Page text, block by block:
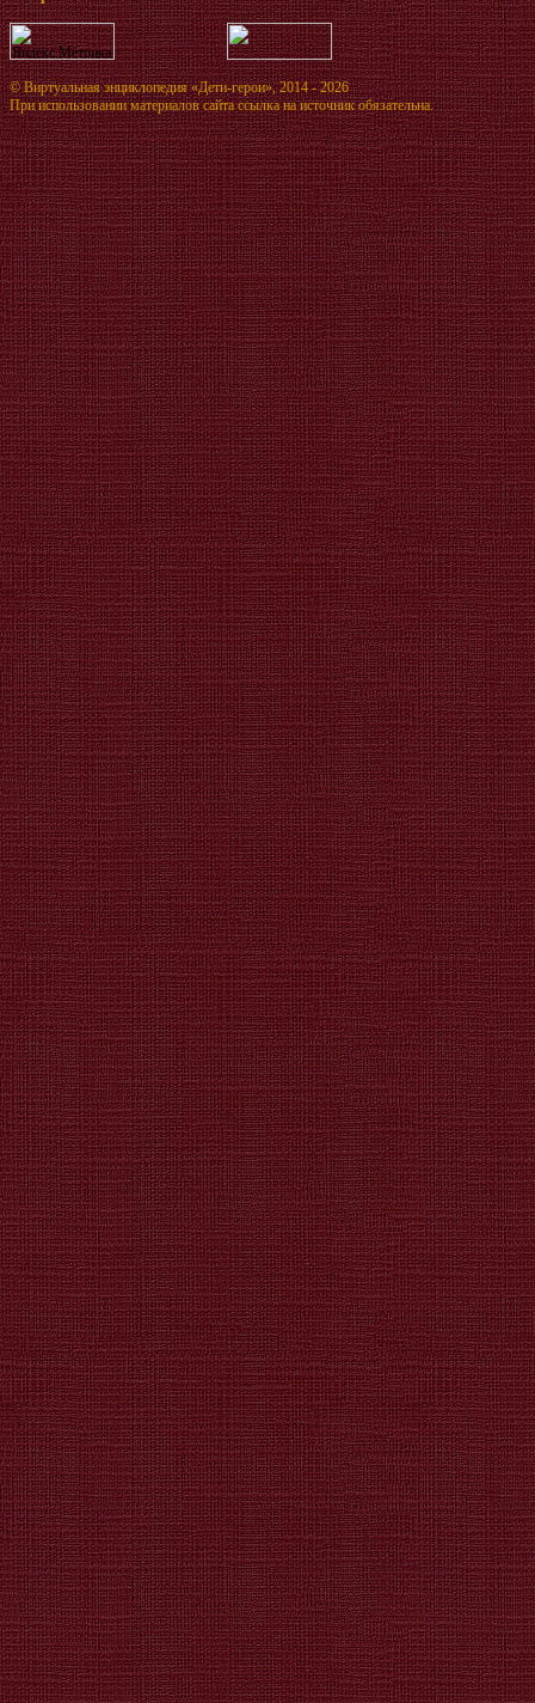
©Виртуальная энциклопедия «Дети-герои», 2014 - 2026
При использовании материалов сайта ссылка на источник обязательна.